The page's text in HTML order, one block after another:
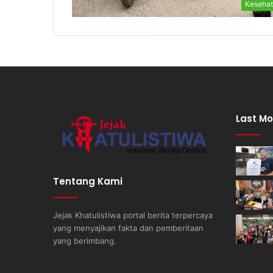
Tentang Kami
Jejak Khatulistiwa portal berita terpercaya
yang menyajikan fakta dan pemberitaan
yang berimbang.
Last